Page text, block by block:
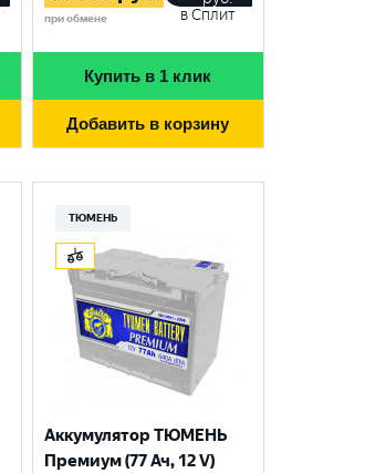
при обмене
в Сплит
Купить в 1 клик
Добавить в корзину
ТЮМЕНЬ
Аккумулятор ТЮМЕНЬ
Премиум (77 Ач, 12 V)